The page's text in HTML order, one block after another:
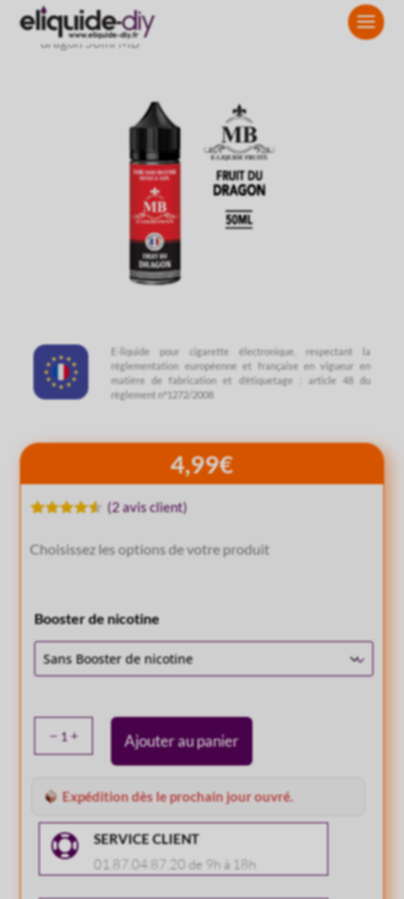
Accueil»TOUS LES 50ml
E liquide Fruit du
dragon 50ml MB
E-liquide pour cigarette électronique, respectant la
réglementation européenne et française en vigueur en
matière de fabrication et d’étiquetage : article 48 du
règlement n°1272/2008
4,99€
basé
(2avis client)
Choisissez les options de votre produit
Booster de nicotine
quantité
de
liquide
Fruit
dragon
Ajouter au panier
Expédition dès le prochain jour ouvré.
 SERVICE CLIENT
01.87.04.87.20 de 9h à 18h